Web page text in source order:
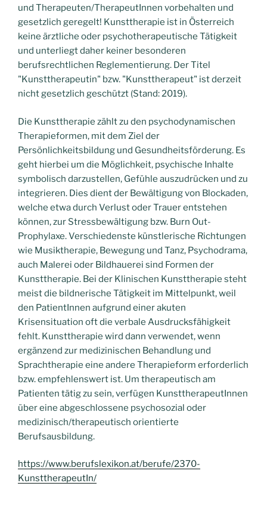
und Therapeuten/TherapeutInnen vorbehalten und
gesetzlich geregelt! Kunsttherapie ist in Österreich
keine ärztliche oder psychotherapeutische Tätigkeit
und unterliegt daher keiner besonderen
berufsrechtlichen Reglementierung. Der Titel
"Kunsttherapeutin" bzw. "Kunsttherapeut" ist derzeit
nicht gesetzlich geschützt (Stand: 2019).
Die Kunsttherapie zählt zu den psychodynamischen
Therapieformen, mit dem Ziel der
Persönlichkeitsbildung und Gesundheitsförderung. Es
geht hierbei um die Möglichkeit, psychische Inhalte
symbolisch darzustellen, Gefühle auszudrücken und zu
integrieren. Dies dient der Bewältigung von Blockaden,
welche etwa durch Verlust oder Trauer entstehen
können, zur Stressbewältigung bzw. Burn Out-
Prophylaxe. Verschiedenste künstlerische Richtungen
wie Musiktherapie, Bewegung und Tanz, Psychodrama,
auch Malerei oder Bildhauerei sind Formen der
Kunsttherapie. Bei der Klinischen Kunsttherapie steht
meist die bildnerische Tätigkeit im Mittelpunkt, weil
den PatientInnen aufgrund einer akuten
Krisensituation oft die verbale Ausdrucksfähigkeit
fehlt. Kunsttherapie wird dann verwendet, wenn
ergänzend zur medizinischen Behandlung und
Sprachtherapie eine andere Therapieform erforderlich
bzw. empfehlenswert ist. Um therapeutisch am
Patienten tätig zu sein, verfügen KunsttherapeutInnen
über eine abgeschlossene psychosozial oder
medizinisch/therapeutisch orientierte
Berufsausbildung.
https://www.berufslexikon.at/berufe/2370-
KunsttherapeutIn/